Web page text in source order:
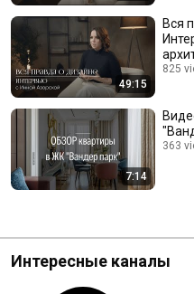
49:15
Вся
825
7:14
363
Интересные каналы